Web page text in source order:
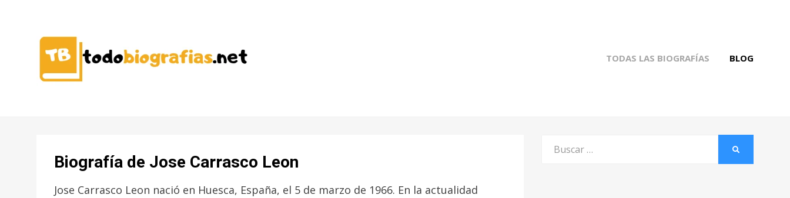
TODAS LAS BIOGRAFÍAS BLOG
Biografía de Jose Carrasco Leon
Jose Carrasco Leon nació en Huesca, España, el 5 de marzo de 1966. En la actualidad
Buscar